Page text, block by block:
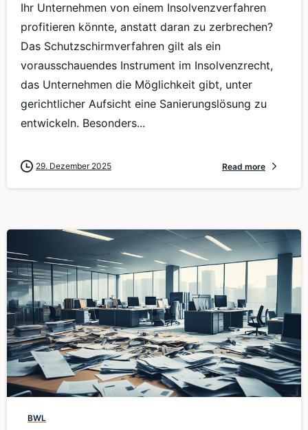
Ihr Unternehmen von einem Insolvenzverfahren
profitieren könnte, anstatt daran zu zerbrechen?
Das Schutzschirmverfahren gilt als ein
vorausschauendes Instrument im Insolvenzrecht,
das Unternehmen die Möglichkeit gibt, unter
gerichtlicher Aufsicht eine Sanierungslösung zu
entwickeln. Besonders...
29. Dezember 2025 Read more
0
BWL